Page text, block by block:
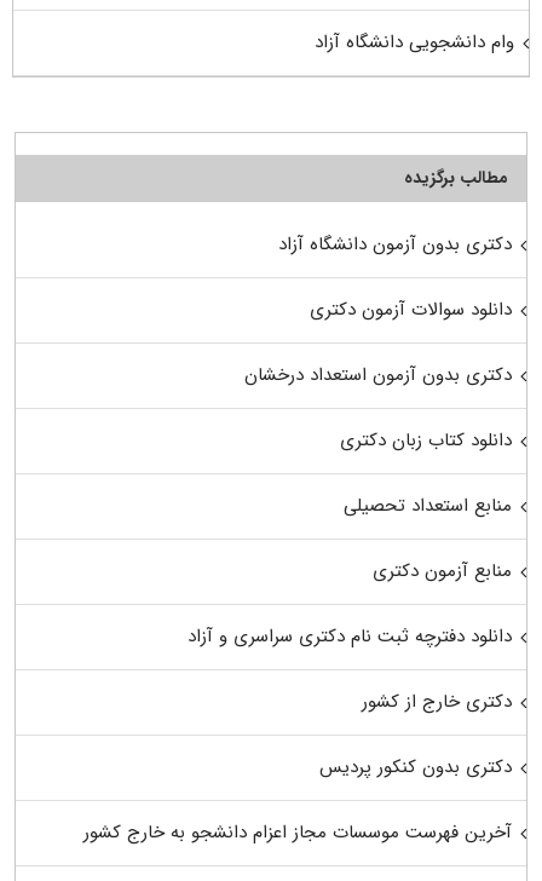
وام دانشجویی دانشگاه آزاد
مطالب برگزیده
دکتری بدون آزمون دانشگاه آزاد
دانلود سوالات آزمون دکتری
دکتری بدون آزمون استعداد درخشان
دانلود کتاب زبان دکتری
منابع استعداد تحصیلی
منابع آزمون دکتری
دانلود دفترچه ثبت نام دکتری سراسری و آزاد
دکتری خارج از کشور
دکتری بدون کنکور پردیس
آخرین فهرست موسسات مجاز اعزام دانشجو به خارج کشور